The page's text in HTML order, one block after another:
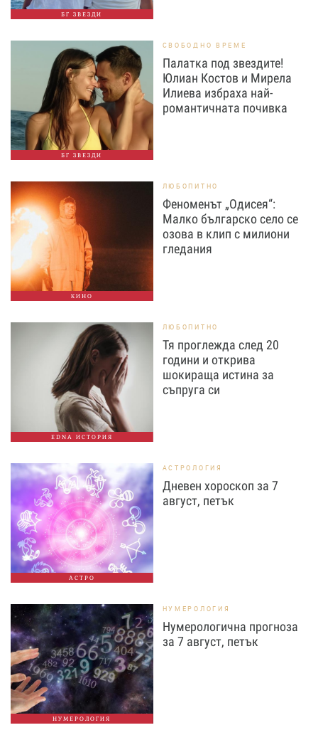
БГ ЗВЕЗДИ
БГ ЗВЕЗДИ
СВОБОДНО ВРЕМЕ
Палатка под звездите!
Юлиан Костов и Мирела
Илиева избраха най-
романтичната почивка
КИНО
ЛЮБОПИТНО
Феноменът „Одисея“:
Малко българско село се
озова в клип с милиони
гледания
EDNA ИСТОРИЯ
ЛЮБОПИТНО
Тя проглежда след 20
години и открива
шокираща истина за
съпруга си
АСТРО
АСТРОЛОГИЯ
Дневен хороскоп за 7
август, петък
НУМЕРОЛОГИЯ
НУМЕРОЛОГИЯ
Нумерологична прогноза
за 7 август, петък